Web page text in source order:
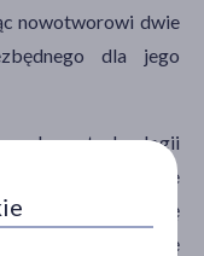
nowotworowi dwie
dla jego
technologii
i fruktozę w tkance
najpierw zmienił się
produkcję